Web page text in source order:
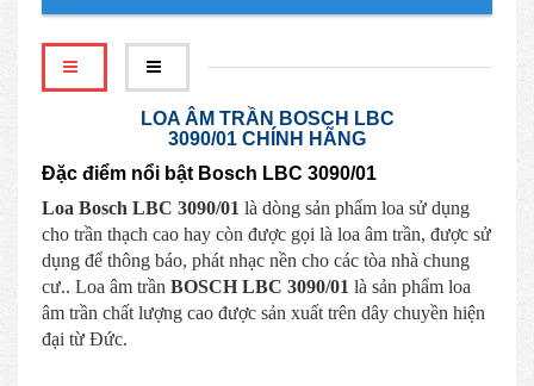
LOA ÂM TRẦN BOSCH LBC
3090/01 CHÍNH HÃNG
Đặc điểm nổi bật Bosch LBC 3090/01
Loa Bosch LBC 3090/01 là dòng sản phẩm loa sử dụng
cho trần thạch cao hay còn được gọi là loa âm trần, được sử
dụng để thông báo, phát nhạc nền cho các tòa nhà chung
cư.. Loa âm trần BOSCH LBC 3090/01 là sản phẩm loa
âm trần chất lượng cao được sản xuất trên dây chuyền hiện
đại từ Đức.